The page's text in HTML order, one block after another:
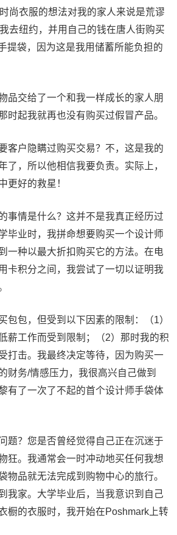
尚衣服的想法对我的家人来说是荒谬
去纽约，并用自己的钱在唐人街购买
提袋，因为这是我用储蓄所能负担的
品交给了一个和我一样成长的家人朋
时起我就再也没有购买过假冒产品。
客户隐瞒过购买交易？不，这是我的
了，所以他相信我要负责。实际上，
更好的救星！
事情是什么？这并不是我真正经历过
毕业时，我拼命想要购买一个设计师
一种以最大折扣购买它的方法。在电
卡积分之间，我尝试了一切以证明我
包包，但受到以下因素的限制：（1）
薪工作而受到限制；（2）那时我的积
打击。我最终决定等待，因为购买一
财务/情感压力，我很高兴自己做到
有了一次了不起的首个设计师手袋体
题？您是否曾经觉得自己正在沉迷于
狂。我通常会一时冲动地买任何我想
物品就无法完成到购物中心的旅行。
我家。大学毕业后，当我意识到自己
橱的衣服时，我开始在Poshmark上转